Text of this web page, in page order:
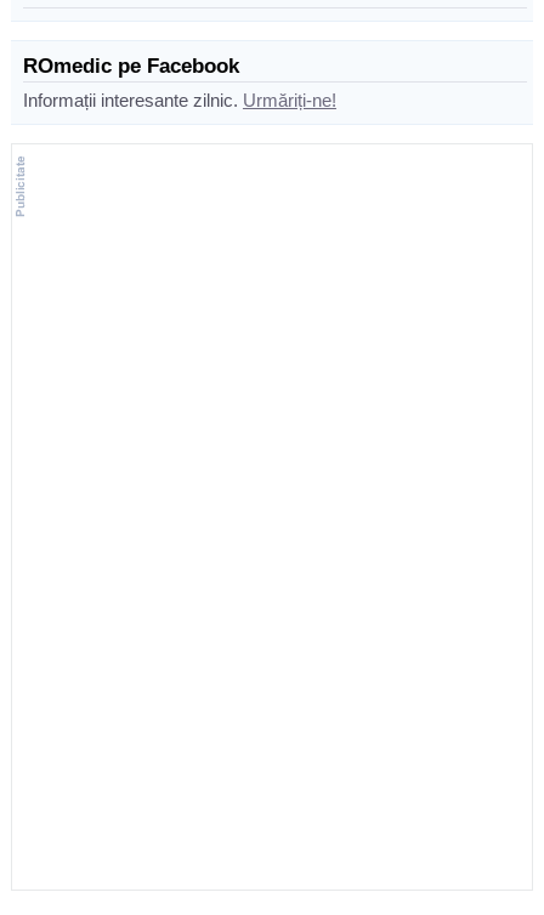
ROmedic pe Facebook
Informații interesante zilnic. Urmăriți-ne!